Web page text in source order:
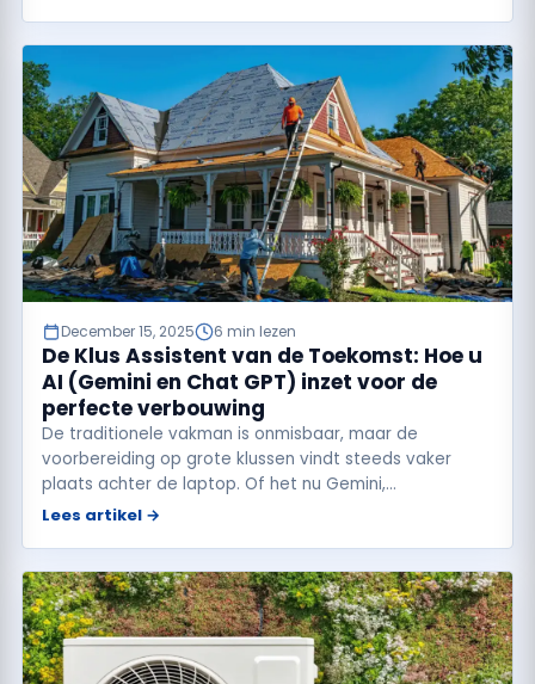
December 15, 2025 6 min lezen
De Klus Assistent van de Toekomst: Hoe u
AI (Gemini en Chat GPT) inzet voor de
perfecte verbouwing
De traditionele vakman is onmisbaar, maar de
voorbereiding op grote klussen vindt steeds vaker
plaats achter de laptop. Of het nu Gemini,…
Lees artikel →